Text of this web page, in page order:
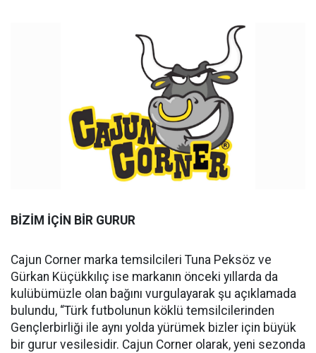
BİZİM İÇİN BİR GURUR
Cajun Corner marka temsilcileri Tuna Peksöz ve
Gürkan Küçükkılıç ise markanın önceki yıllarda da
kulübümüzle olan bağını vurgulayarak şu açıklamada
bulundu, “Türk futbolunun köklü temsilcilerinden
Gençlerbirliği ile aynı yolda yürümek bizler için büyük
bir gurur vesilesidir. Cajun Corner olarak, yeni sezonda